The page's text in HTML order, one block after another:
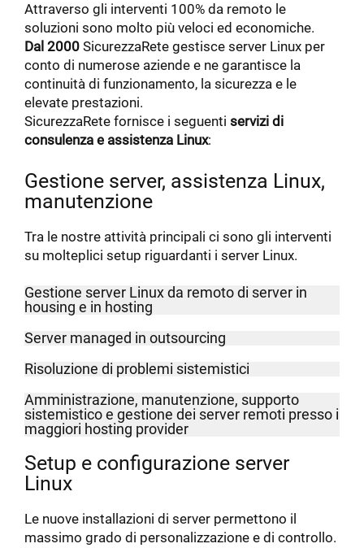
Attraverso gli interventi 100% da remoto le
soluzioni sono molto più veloci ed economiche.
Dal 2000 SicurezzaRete gestisce server Linux per
conto di numerose aziende e ne garantisce la
continuità di funzionamento, la sicurezza e le
elevate prestazioni.
SicurezzaRete fornisce i seguenti servizi di
consulenza e assistenza Linux:
Gestione server, assistenza Linux,
manutenzione
Tra le nostre attività principali ci sono gli interventi
su molteplici setup riguardanti i server Linux.
Gestione server Linux da remoto di server in
housing e in hosting
Server managed in outsourcing
Risoluzione di problemi sistemistici
Amministrazione, manutenzione, supporto
sistemistico e gestione dei server remoti presso i
maggiori hosting provider
Setup e configurazione server
Linux
Le nuove installazioni di server permettono il
massimo grado di personalizzazione e di controllo.